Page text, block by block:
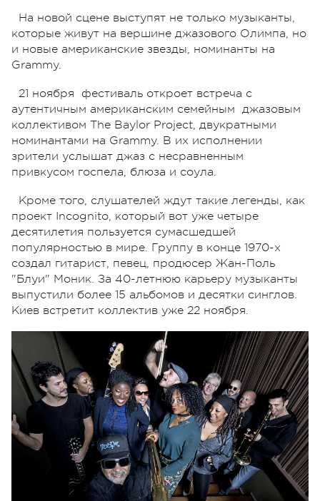
На новой сцене выступят не только музыканты,
которые живут на вершине джазового Олимпа, но
и новые американские звезды, номинанты на
Grammy.
21 ноября фестиваль откроет встреча с
аутентичным американским семейным джазовым
коллективом The Baylor Project, двукратными
номинантами на Grammy. В их исполнении
зрители услышат джаз с несравненным
привкусом госпела, блюза и соула.
Кроме того, слушателей ждут такие легенды, как
проект Incognito, который вот уже четыре
десятилетия пользуется сумасшедшей
популярностью в мире. Группу в конце 1970-х
создал гитарист, певец, продюсер Жан-Поль
"Блуи" Моник. За 40-летнюю карьеру музыканты
выпустили более 15 альбомов и десятки синглов.
Киев встретит коллектив уже 22 ноября.